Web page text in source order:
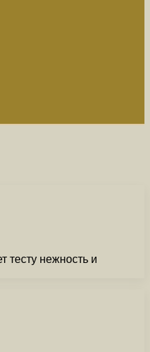
тесту нежность и